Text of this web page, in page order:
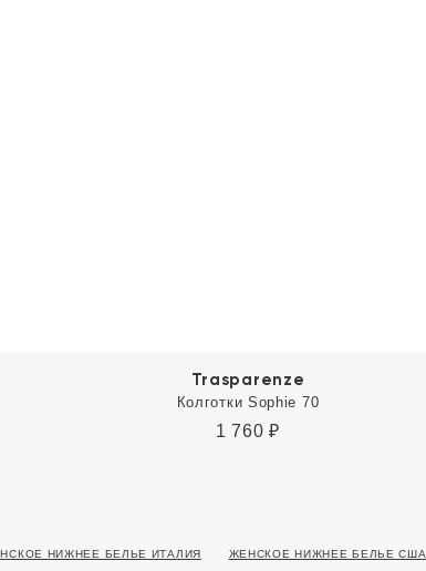
Trasparenze
Колготки Sophie 70
1 760 ₽
НИЖНЕЕ БЕЛЬЕ ИТАЛИЯ ЖЕНСКОЕ НИЖНЕЕ БЕЛЬЕ США